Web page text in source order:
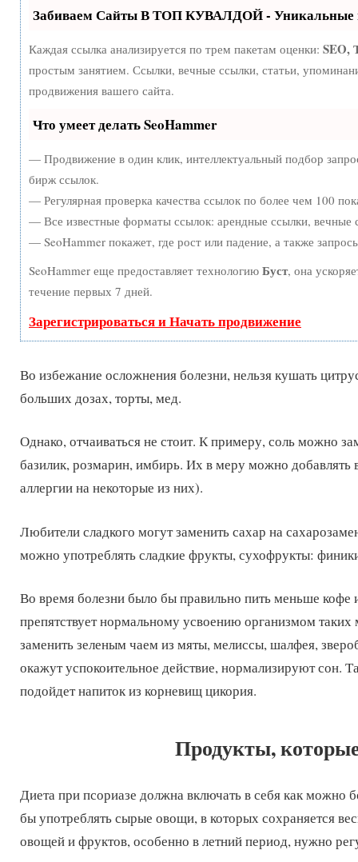
Забиваем Сайты В ТОП КУВАЛДОЙ - Уникальные
Каждая ссылка анализируется по трем пакетам оценки: SEO,
простым занятием. Ссылки, вечные ссылки, статьи,
продвижения вашего сайта.
Что умеет делать SeoHammer
— Продвижение в один клик, интеллектуальный подбор
бирж ссылок.
— Регулярная проверка качества ссылок по более чем 100
— Все известные форматы ссылок: арендные ссылки, вечные
— SeoHammer покажет, где рост или падение, а также
SeoHammer еще предоставляет технологию Буст, она
течение первых 7 дней.
Зарегистрироваться и Начать продвижение
Во избежание осложнения болезни, нельзя кушать
больших дозах, торты, мед.
Однако, отчаиваться не стоит. К примеру, соль можно
базилик, розмарин, имбирь. Их в меру можно добавлять
аллергии на некоторые из них).
Любители сладкого могут заменить сахар на
можно употреблять сладкие фрукты, сухофрукты:
Во время болезни было бы правильно пить меньше кофе
препятствует нормальному усвоению организмом
заменить зеленым чаем из мяты, мелиссы, шалфея,
окажут успокоительное действие, нормализируют сон.
подойдет напиток из корневищ цикория.
Продукты,
Диета при псориазе должна включать в себя как
бы употреблять сырые овощи, в которых сохраняется
овощей и фруктов, особенно в летний период, нужно